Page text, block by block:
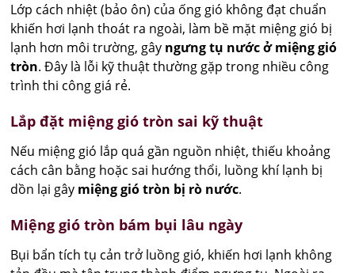
Lớp cách nhiệt (bảo ôn) của ống gió không đạt chuẩn
khiến hơi lạnh thoát ra ngoài, làm bề mặt miệng gió bị
lạnh hơn môi trường, gây ngưng tụ nước ở miệng gió
tròn. Đây là lỗi kỹ thuật thường gặp trong nhiều công
trình thi công giá rẻ.
Lắp đặt miệng gió tròn sai kỹ thuật
Nếu miệng gió lắp quá gần nguồn nhiệt, thiếu khoảng
cách cân bằng hoặc sai hướng thổi, luồng khí lạnh bị
dồn lại gây miệng gió tròn bị rò nước.
Miệng gió tròn bám bụi lâu ngày
Bụi bẩn tích tụ cản trở luồng gió, khiến hơi lạnh không